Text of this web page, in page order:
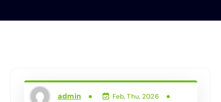
admin Feb, Thu, 2026